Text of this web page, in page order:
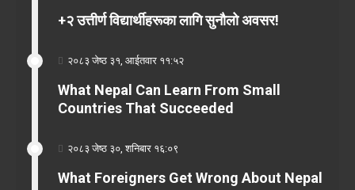
+२ उत्तीर्ण विद्यार्थीहरूका लागि सुनौलो अवसर!
२०८३ जेष्ठ ३१, आईतवार ११:५२
What Nepal Can Learn From Small
Countries That Succeeded
२०८३ जेष्ठ ३०, शनिबार १६:०९
What Foreigners Get Wrong About Nepal